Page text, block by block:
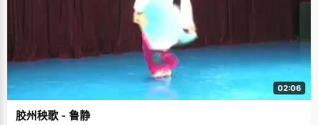
02:06
胶州秧歌 - 鲁静